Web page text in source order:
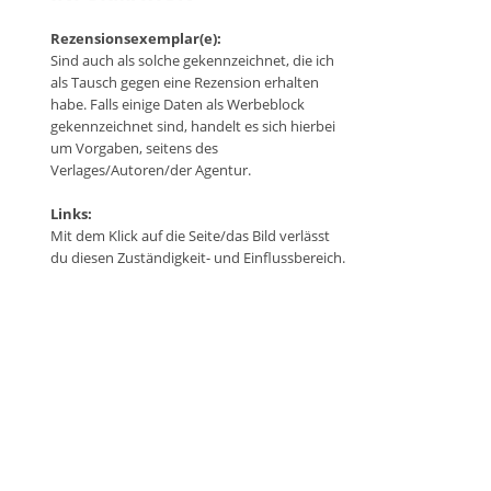
Rezensionsexemplar(e):
Sind auch als solche gekennzeichnet, die ich
als Tausch gegen eine Rezension erhalten
habe. Falls einige Daten als Werbeblock
gekennzeichnet sind, handelt es sich hierbei
um Vorgaben, seitens des
Verlages/Autoren/der Agentur.
Links:
Mit dem Klick auf die Seite/das Bild verlässt
du diesen Zuständigkeit- und Einflussbereich.